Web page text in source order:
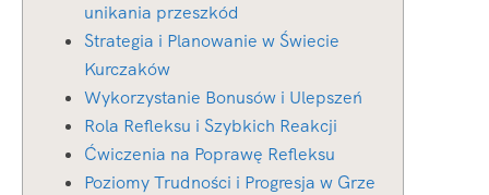
unikania przeszkód
Strategia i Planowanie w Świecie
Kurczaków
Wykorzystanie Bonusów i Ulepszeń
Rola Refleksu i Szybkich Reakcji
Ćwiczenia na Poprawę Refleksu
Poziomy Trudności i Progresja w Grze